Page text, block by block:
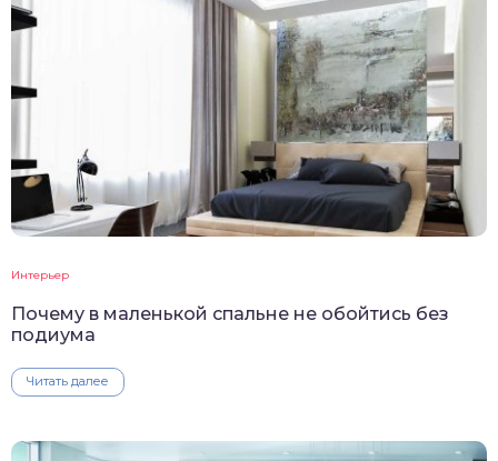
Интерьер
Почему в маленькой спальне не обойтись без
подиума
Читать далее